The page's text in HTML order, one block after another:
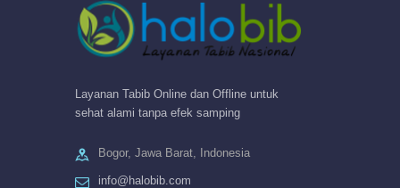
Layanan Tabib Online dan Offline untuk
sehat alami tanpa efek samping
Bogor, Jawa Barat, Indonesia
info@halobib.com